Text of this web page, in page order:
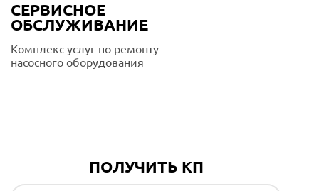
СЕРВИСНОЕ
ОБСЛУЖИВАНИЕ
Комплекс услуг по ремонту
насосного оборудования
ПОЛУЧИТЬ КП